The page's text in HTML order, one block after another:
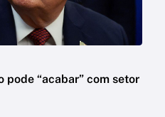
pode “acabar” com setor